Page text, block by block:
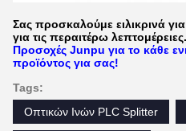
Σας προσκαλούμε ειλικρινά
για τις περαιτέρω λεπτομέρειες.
Προσοχές Junpu για το κάθε
προϊόντος για σας!
Tags:
Οπτικών Ινών PLC Splitter